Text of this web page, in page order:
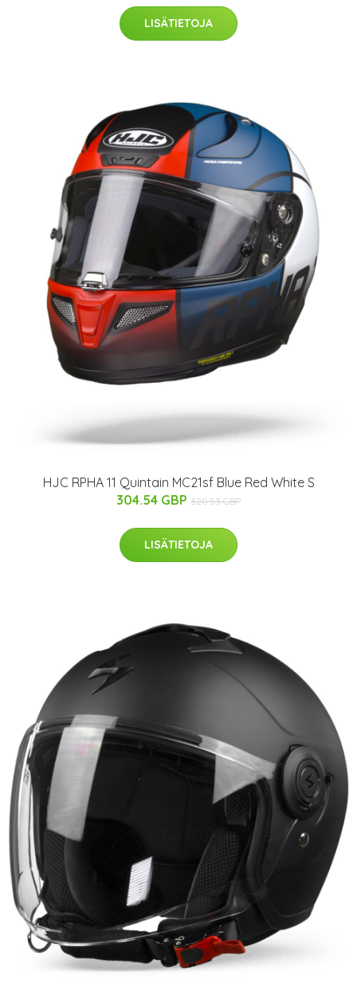
LISÄTIETOJA
HJC RPHA 11 Quintain MC21sf Blue Red White S
304.54 GBP 320.53 GBP
LISÄTIETOJA